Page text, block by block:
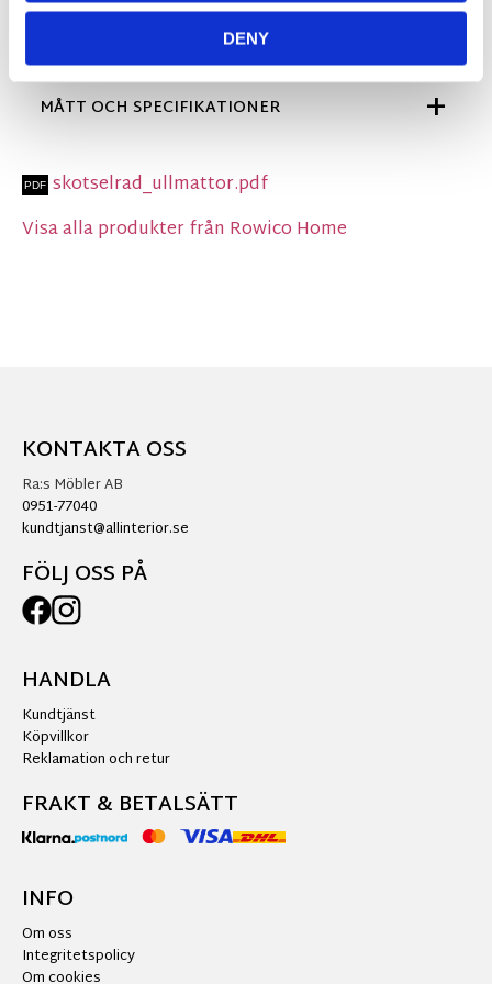
DENY
sina naturfärger lätt att placera i hemmets olika
rum. Mattunderlägg rekommenderas.
MÅTT OCH SPECIFIKATIONER
skotselrad_ullmattor.pdf
Visa alla produkter från Rowico Home
KONTAKTA OSS
Ra:s Möbler AB
0951-77040
kundtjanst@allinterior.se
FÖLJ OSS PÅ
HANDLA
Kundtjänst
Köpvillkor
Reklamation och retur
FRAKT & BETALSÄTT
INFO
Om oss
Integritetspolicy
Om cookies